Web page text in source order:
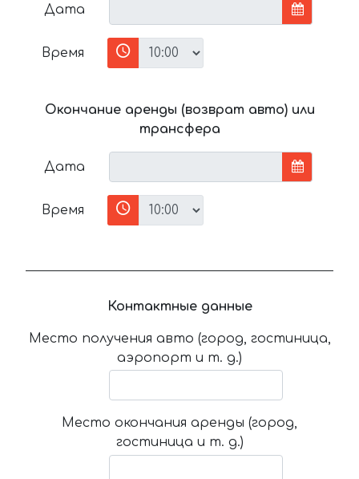
Дата
Время
Окончание аренды (возврат авто) или
трансфера
Дата
Время
Контактные данные
Место получения авто (город, гостиница,
аэропорт и т. д.)
Место окончания аренды (город,
гостиница и т. д.)